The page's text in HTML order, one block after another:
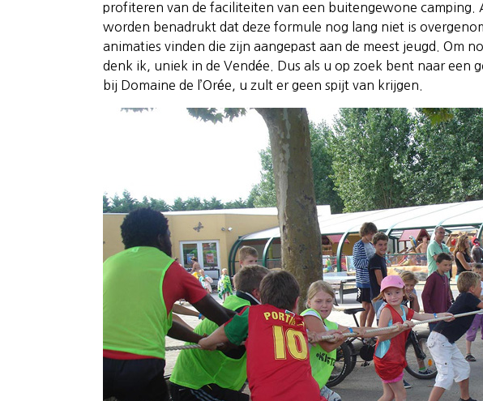
profiteren van de faciliteiten van een buitengewone camping.
worden benadrukt dat deze formule nog lang niet is
animaties vinden die zijn aangepast aan de meest jeugd. Om
denk ik, uniek in de Vendée. Dus als u op zoek bent naar een
bij Domaine de l’Orée, u zult er geen spijt van krijgen.